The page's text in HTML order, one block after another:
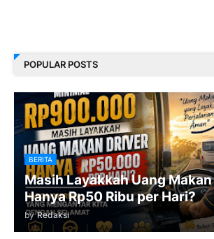
POPULAR POSTS
BERITA
Masih Layakkah Uang
Hanya Rp50 Ribu per Hari?
by Redaksi